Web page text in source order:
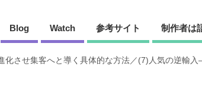
Blog Watch 参考サイト 制作者は
化させ集客へと導く具体的な方法／(7)人気の逆輸